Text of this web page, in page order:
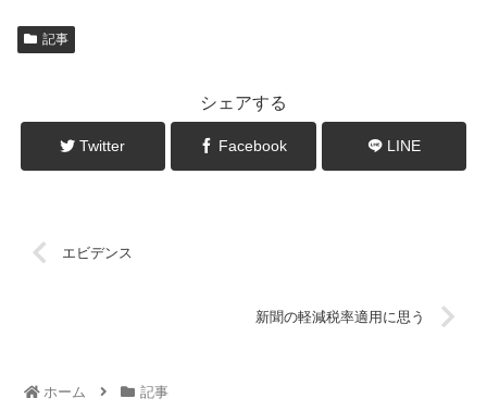
記事
シェアする
Twitter Facebook LINE
エビデンス
新聞の軽減税率適用に思う
ホーム 記事